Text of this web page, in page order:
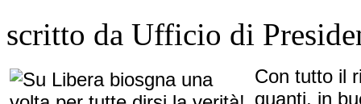
scritto da Ufficio di
Con tutto il
quanti, in